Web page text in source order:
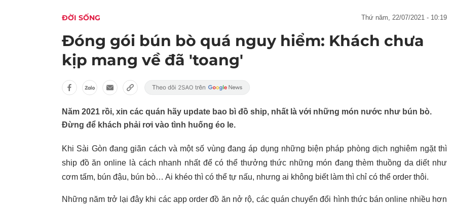
ĐỜI SỐNG thứ năm, 22/07/2021 - 10:19
Đóng gói bún bò quá nguy hiểm: Khách chưa
kịp mang về đã 'toang'
Năm 2021 rồi, xin các quán hãy update bao bì đồ ship, nhất là với những món nước như bún bò.
Đừng để khách phải rơi vào tình huống éo le.
Khi Sài Gòn đang giãn cách và một số vùng đang áp dụng những biện pháp phòng dịch nghiêm ngặt thì
ship đồ ăn online là cách nhanh nhất để có thể thưởng thức những món đang thèm thuồng da diết như
cơm tấm, bún đậu, bún bò… Ai khéo thì có thể tự nấu, nhưng ai không biết làm thì chỉ có thể order thôi.
Những năm trở lại đây khi các app order đồ ăn nở rộ, các quán chuyển đổi hình thức bán online nhiều hơn